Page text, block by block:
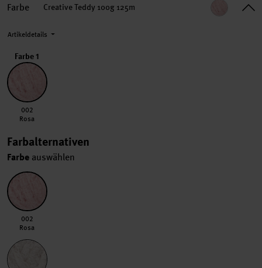
Farbe Creative Teddy 100g 125m
Artikeldetails
Farbe 1
002 Rosa
002
Rosa
Farbalternativen
Farbe auswählen
002 Rosa
002
Rosa